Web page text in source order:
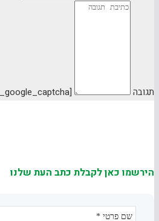
תגובה [bws_google_captcha]
הירשמו כאן לקבלת כתב העת שלנו